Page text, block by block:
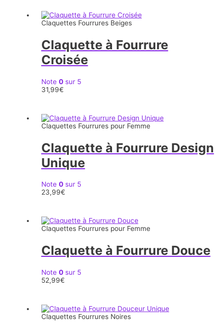
Claquettes Fourrures Beiges
Claquette à Fourrure
Croisée
Note 0sur 5
31,99€
Claquettes Fourrures pour Femme
Claquette à Fourrure Design
Unique
Note 0sur 5
23,99€
Claquettes Fourrures pour Femme
Claquette à Fourrure Douce
Note 0sur 5
52,99€
Claquettes Fourrures Noires